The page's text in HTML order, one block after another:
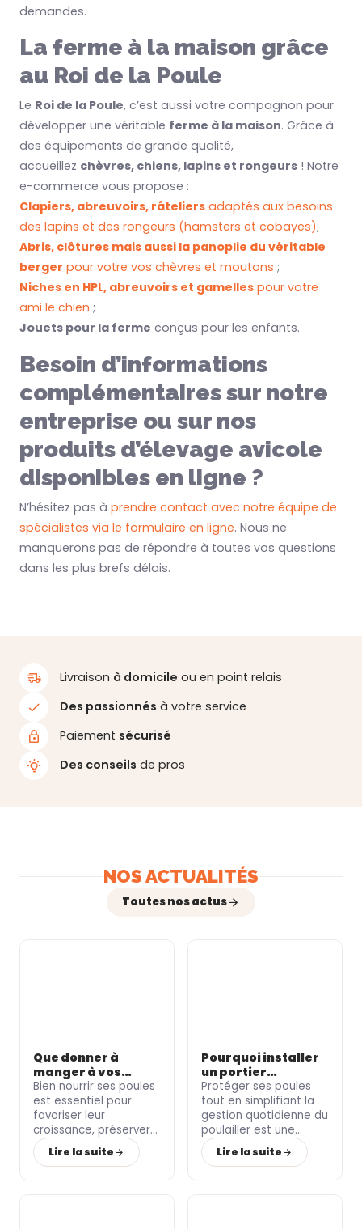
demandes.
La ferme à la maison grâce
au Roi de la Poule
Le Roi de la Poule, c’est aussi votre compagnon pour
développer une véritable ferme à la maison. Grâce à
des équipements de grande qualité,
accueillez chèvres, chiens, lapins et rongeurs ! Notre
e-commerce vous propose :
Clapiers, abreuvoirs, râteliers adaptés aux besoins
des lapins et des rongeurs (hamsters et cobayes);
Abris, clôtures mais aussi la panoplie du véritable
berger pour votre vos chèvres et moutons ;
Niches en HPL, abreuvoirs et gamelles pour votre
ami le chien ;
Jouets pour la ferme conçus pour les enfants.
Besoin d’informations
complémentaires sur notre
entreprise ou sur nos
produits d’élevage avicole
disponibles en ligne ?
N’hésitez pas à prendre contact avec notre équipe de
spécialistes via le formulaire en ligne. Nous ne
manquerons pas de répondre à toutes vos questions
dans les plus brefs délais.
Livraison à domicile ou en point relais
Des passionnés à votre service
Paiement sécurisé
Des conseils de pros
NOS ACTUALITÉS
Toutes nos actus
Que donner à
manger à vos
poules selon leur
âge ?
Bien nourrir ses poules
est essentiel pour
favoriser leur
croissance, préserver
leursanté
et soutenir
uneponte de qualité
Lire la suite
Pourquoi installer
un portier
automatique pour
votre poulailler ?
Protéger ses poules
tout en simplifiant la
gestion quotidienne du
poulailler est une
priorité pour de
nombreuxparticuliers
Lire la suite